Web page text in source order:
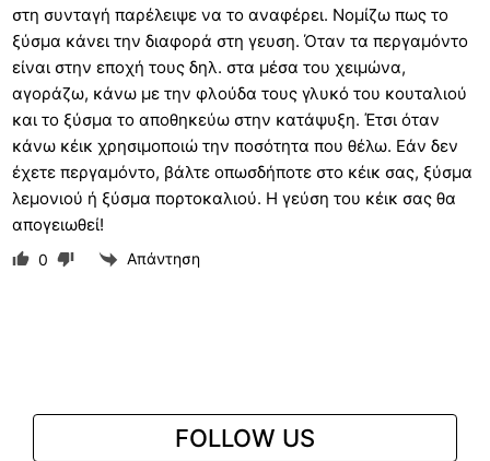
στη συνταγή παρέλειψε να το αναφέρει. Νομίζω πως το
ξύσμα κάνει την διαφορά στη γευση. Όταν τα περγαμόντο
είναι στην εποχή τους δηλ. στα μέσα του χειμώνα,
αγοράζω, κάνω με την φλούδα τους γλυκό του κουταλιού
και το ξύσμα το αποθηκεύω στην κατάψυξη. Έτσι όταν
κάνω κέικ χρησιμοποιώ την ποσότητα που θέλω. Εάν δεν
έχετε περγαμόντο, βάλτε οπωσδήποτε στο κέικ σας, ξύσμα
λεμονιού ή ξύσμα πορτοκαλιού. Η γεύση του κέικ σας θα
απογειωθεί!
0 Απάντηση
FOLLOW US